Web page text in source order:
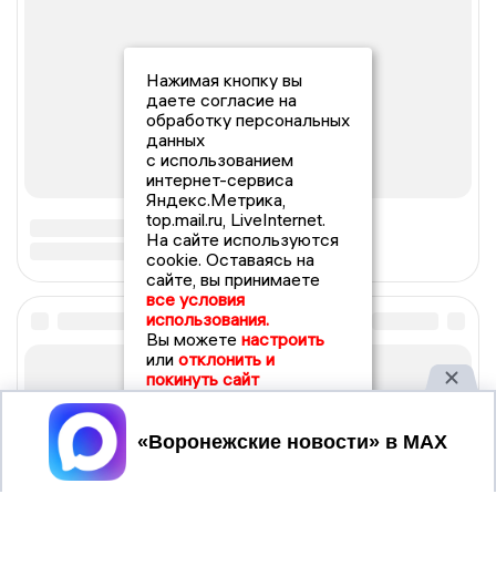
Нажимая кнопку вы
даете согласие на
обработку персональных
данных
с использованием
интернет-сервиса
Яндекс.Метрика,
top.mail.ru, LiveInternet.
На сайте используются
cookie. Оставаясь на
сайте, вы принимаете
все условия
использования.
Вы можете настроить
или отклонить и
покинуть сайт
Принять